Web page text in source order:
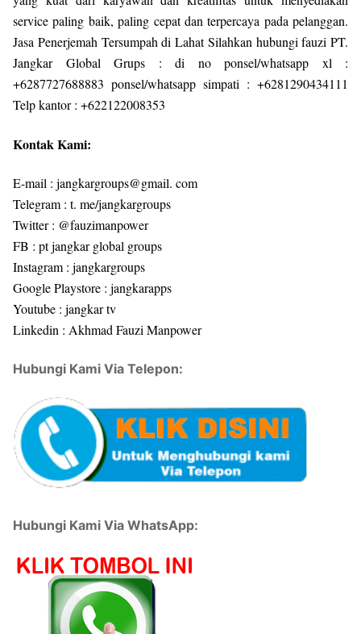
service paling baik, paling cepat dan terpercaya pada pelanggan.
Jasa Penerjemah Tersumpah di Lahat Silahkan hubungi fauzi PT.
Jangkar Global Grups : di no ponsel/whatsapp xl :
+6287727688883 ponsel/whatsapp simpati : +6281290434111
Telp kantor : +622122008353
Kontak Kami:
E-mail : jangkargroups@gmail. com
Telegram : t. me/jangkargroups
Twitter : @fauzimanpower
FB : pt jangkar global groups
Instagram : jangkargroups
Google Playstore : jangkarapps
Youtube : jangkar tv
Linkedin : Akhmad Fauzi Manpower
Hubungi Kami Via Telepon:
Hubungi Kami Via WhatsApp: